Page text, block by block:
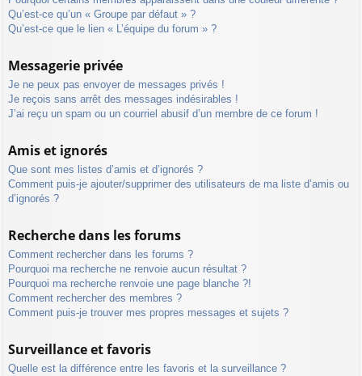
Qu’est-ce qu’un « Groupe par défaut » ?
Qu’est-ce que le lien « L’équipe du forum » ?
Messagerie privée
Je ne peux pas envoyer de messages privés !
Je reçois sans arrêt des messages indésirables !
J’ai reçu un spam ou un courriel abusif d’un membre de ce forum !
Amis et ignorés
Que sont mes listes d’amis et d’ignorés ?
Comment puis-je ajouter/supprimer des utilisateurs de ma liste d’amis ou
d’ignorés ?
Recherche dans les forums
Comment rechercher dans les forums ?
Pourquoi ma recherche ne renvoie aucun résultat ?
Pourquoi ma recherche renvoie une page blanche ?!
Comment rechercher des membres ?
Comment puis-je trouver mes propres messages et sujets ?
Surveillance et favoris
Quelle est la différence entre les favoris et la surveillance ?